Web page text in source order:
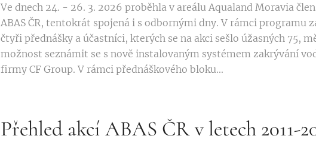
Ve dnech 24. - 26. 3. 2026 proběhla v areálu Aqualand Moravia
ABAS ČR, tentokrát spojená i s odbornými dny. V rámci programu
čtyři přednášky a účastníci, kterých se na akci sešlo úžasných 75,
možnost seznámit se s nově instalovaným systémem zakrývání
firmy CF Group. V rámci přednáškového bloku...
Přehled akcí ABAS ČR v letech 2011-